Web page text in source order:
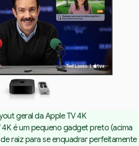
geral da Apple TV 4K
4K é um pequeno gadget preto (acima
raiz para se enquadrar perfeitamente